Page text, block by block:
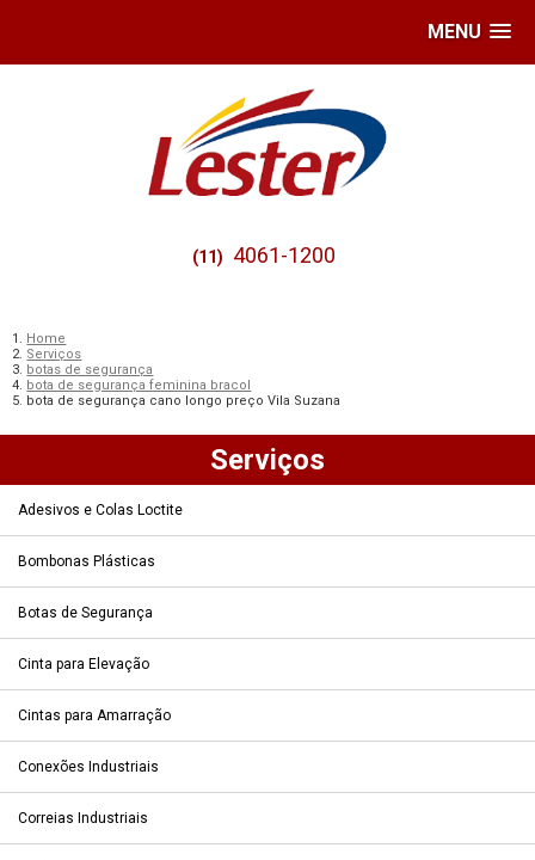
MENU
(11) 4061-1200
Home
Serviços
botas de segurança
bota de segurança feminina bracol
bota de segurança cano longo preço Vila Suzana
Serviços
Adesivos e Colas Loctite
Bombonas Plásticas
Botas de Segurança
Cinta para Elevação
Cintas para Amarração
Conexões Industriais
Correias Industriais